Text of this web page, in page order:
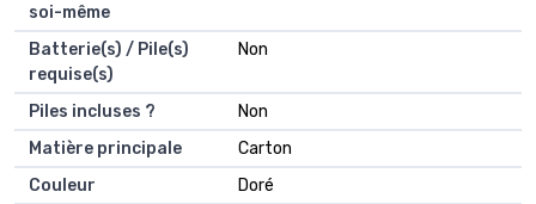
soi-même
Batterie(s) / Pile(s)
requise(s)
‎Non
Piles incluses ?
‎Non
Matière principale
‎Carton
Couleur
‎Doré